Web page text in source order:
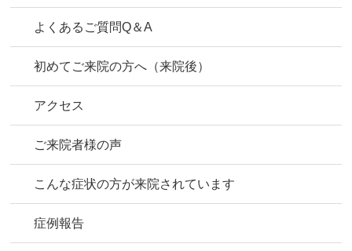
よくあるご質問Q＆A
初めてご来院の方へ（来院後）
アクセス
ご来院者様の声
こんな症状の方が来院されています
症例報告